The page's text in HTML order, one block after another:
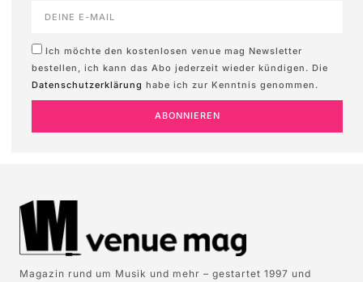
Ich möchte den kostenlosen venue mag Newsletter
bestellen, ich kann das Abo jederzeit wieder kündigen. Die
Datenschutzerklärung habe ich zur Kenntnis genommen.
ABONNIEREN
Magazin rund um Musik und mehr – gestartet 1997 und